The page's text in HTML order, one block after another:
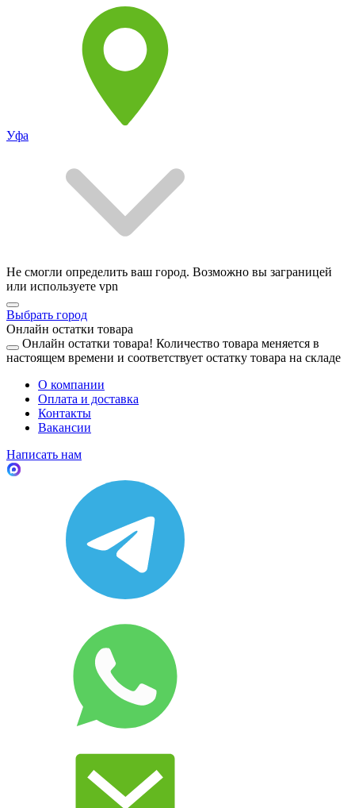
Уфа
Не смогли определить ваш город. Возможно вы заграницей
или используете vpn
Выбрать город
Онлайн остатки товара
Онлайн остатки товара! Количество товара меняется в
настоящем времени и соответствует остатку товара на складе
О компании
Оплата и доставка
Контакты
Вакансии
Написать нам